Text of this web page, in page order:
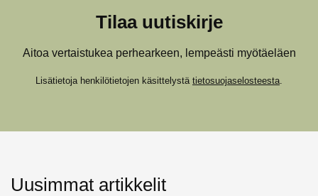
Tilaa uutiskirje
Aitoa vertaistukea perhearkeen, lempeästi myötäeläen
Lisätietoja henkilötietojen käsittelystä tietosuojaselosteesta.
Uusimmat artikkelit